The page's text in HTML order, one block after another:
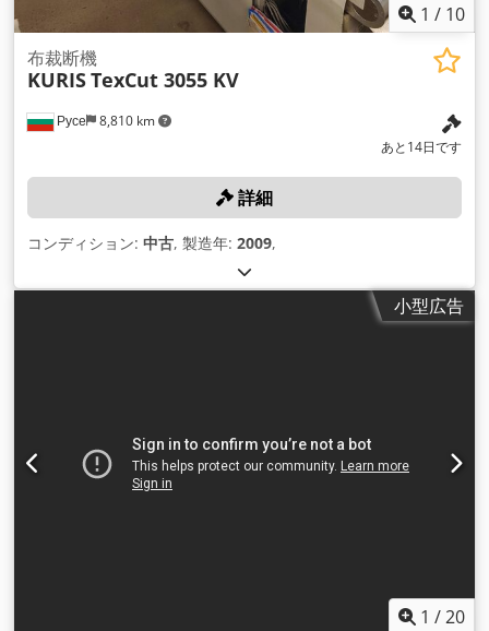
1 / 10
Русе 8,810 km
布裁断機
KURISTexCut 3055 KV
あと14日です
詳細
コンディション: 中古, 製造年: 2009,
小型広告
1 /20